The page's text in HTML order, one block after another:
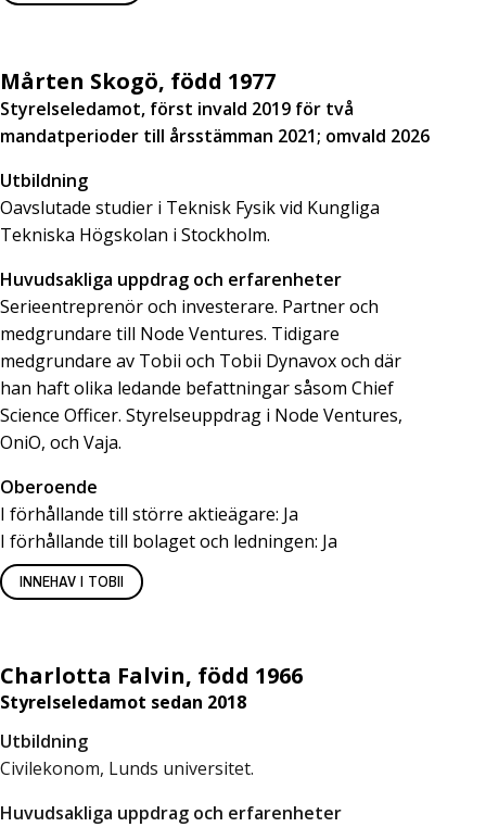
Mårten Skogö, född 1977
Styrelseledamot, först invald 2019 för två
mandatperioder till årsstämman 2021; omvald 2026
Utbildning
Oavslutade studier i Teknisk Fysik vid Kungliga
Tekniska Högskolan i Stockholm.
Huvudsakliga uppdrag och erfarenheter
Serieentreprenör och investerare. Partner och
medgrundare till Node Ventures. Tidigare
medgrundare av Tobii och Tobii Dynavox och där
han haft olika ledande befattningar såsom Chief
Science Officer. Styrelseuppdrag i Node Ventures,
OniO, och Vaja.
Oberoende
I förhållande till större aktieägare: Ja
I förhållande till bolaget och ledningen: Ja
INNEHAV I TOBII
Charlotta Falvin, född 1966
Styrelseledamot sedan 2018
Utbildning
Civilekonom, Lunds universitet.
Huvudsakliga uppdrag och erfarenheter